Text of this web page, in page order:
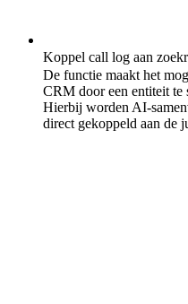
Koppel call log aan
De functie maakt het
CRM door een entiteit te
Hierbij worden AI-
direct gekoppeld aan de